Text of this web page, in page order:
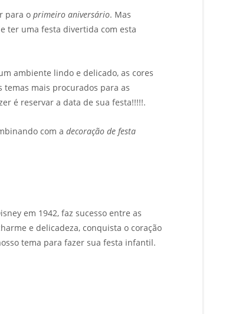
para oprimeiro aniversário. Mas
ter uma festa divertida com esta
ambiente lindo e delicado, as cores
mais procurados para as
é reservar a data de sua festa!!!!!.
com adecoração de festa
em 1942, faz sucesso entre as
e delicadeza, conquista o coração
tema para fazer sua festa infantil.